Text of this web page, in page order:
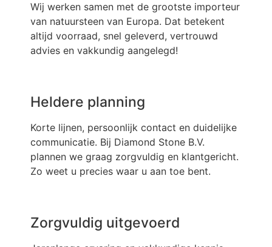
Wij werken samen met de grootste importeur
van natuursteen van Europa. Dat betekent
altijd voorraad, snel geleverd, vertrouwd
advies en vakkundig aangelegd!
Heldere planning
Korte lijnen, persoonlijk contact en duidelijke
communicatie. Bij Diamond Stone B.V.
plannen we graag zorgvuldig en klantgericht.
Zo weet u precies waar u aan toe bent.
Zorgvuldig uitgevoerd